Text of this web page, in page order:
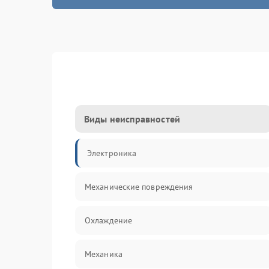
Виды неисправностей
Электроника
Механические повреждения
Охлаждение
Механика